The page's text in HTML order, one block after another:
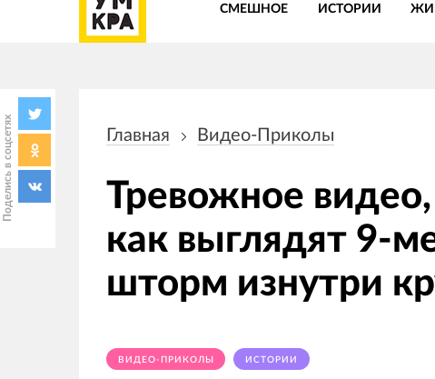
СМЕШНОЕ ИСТОРИИ
Поделись в соцсетях навигации
Главная Видео-Приколы
Тревожное
как выглядят 9-
шторм изнутри
ВИДЕО-ПРИКОЛЫ ИСТОРИИ